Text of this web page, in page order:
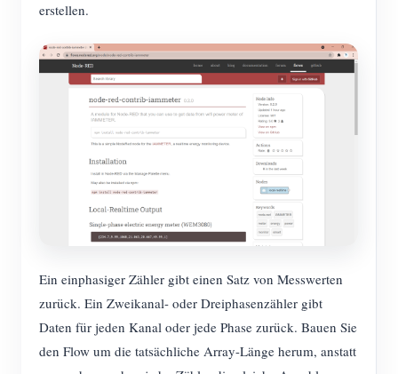
erstellen.
Ein einphasiger Zähler gibt einen Satz von Messwerten
zurück. Ein Zweikanal- oder Dreiphasenzähler gibt
Daten für jeden Kanal oder jede Phase zurück. Bauen Sie
den Flow um die tatsächliche Array-Länge herum, anstatt